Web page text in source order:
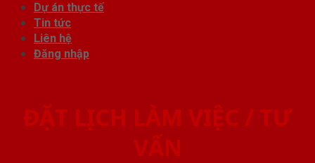
Dự án thực tế
Tin tức
Liên hệ
Đăng nhập
ĐẶT LỊCH LÀM VIỆC / TƯ
VẤN